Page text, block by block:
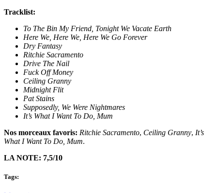
Tracklist:
To The Bin My Friend, Tonight We Vacate Earth
Here We, Here We, Here We Go Forever
Dry Fantasy
Ritchie Sacramento
Drive The Nail
Fuck Off Money
Ceiling Granny
Midnight Flit
Pat Stains
Supposedly, We Were Nightmares
It’s What I Want To Do, Mum
Nos morceaux favoris: Ritchie Sacramento, Ceiling Granny, It’s
What I Want To Do, Mum.
LA NOTE: 7,5/10
Tags: